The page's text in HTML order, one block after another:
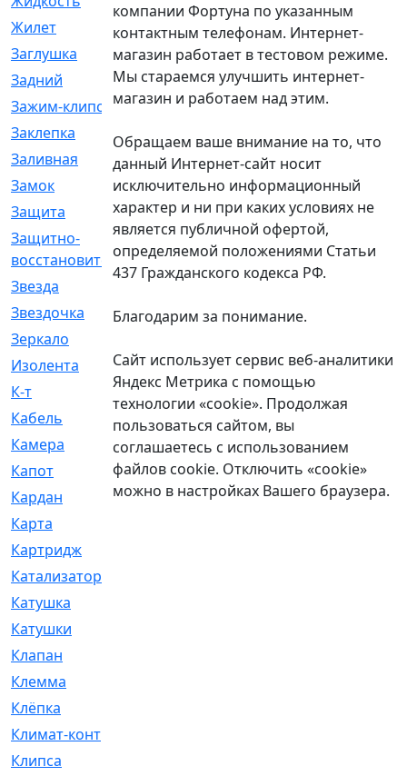
Жилет
[1]
Заглушка
[21]
Задний
[528]
Зажим-клипса
[1]
Заклепка
Заливная
[4]
Замок
[12]
Защита
[79]
Защитно-
восстановительный
[4]
Звезда
[1]
Звездочка
[5]
Зеркало
Изолента
[1]
К-т
[13]
Кабель
[50]
Камера
[4]
Капот
[144]
Кардан
[131]
Карта
Картридж
Катализатор
Катушка
Катушки
Клапан
Клемма
Клёпка
Климат-контроль
Клипса
компании Фортуна по указанным
контактным телефонам. Интернет-
магазин работает в тестовом режиме.
Мы стараемся улучшить интернет-
магазин и работаем над этим.
Обращаем ваше внимание на то, что
данный Интернет-сайт носит
исключительно информационный
характер и ни при каких условиях не
является публичной офертой,
определяемой положениями Статьи
437 Гражданского кодекса РФ.
Благодарим за понимание.
Сайт использует сервис веб-аналитики
Яндекс Метрика с помощью
технологии «cookie». Продолжая
пользоваться сайтом, вы
соглашаетесь с использованием
файлов cookie. Отключить «cookie»
можно в настройках Вашего браузера.